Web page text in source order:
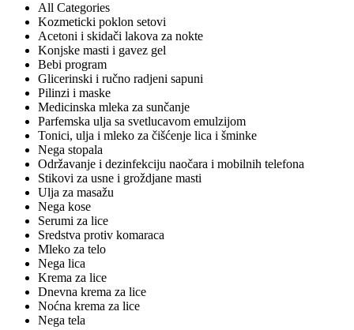
All Categories
Kozmeticki poklon setovi
Acetoni i skidači lakova za nokte
Konjske masti i gavez gel
Bebi program
Glicerinski i ručno radjeni sapuni
Pilinzi i maske
Medicinska mleka za sunčanje
Parfemska ulja sa svetlucavom emulzijom
Tonici, ulja i mleko za čišćenje lica i šminke
Nega stopala
Održavanje i dezinfekciju naočara i mobilnih telefona
Stikovi za usne i groždjane masti
Ulja za masažu
Nega kose
Serumi za lice
Sredstva protiv komaraca
Mleko za telo
Nega lica
Krema za lice
Dnevna krema za lice
Noćna krema za lice
Nega tela